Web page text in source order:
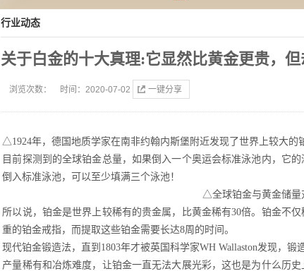
行业动态
关于白金的十大真理:它显然比黄金更贵，但
浏览次数： 时间：2020-07-02 一键分享
△1924年，德国地质学家在南非约翰内斯堡附近发现了世界上较大的
目前探测到的全球铂金总量，如果倒入一个奥运会标准泳池内，它
倒入标准泳池，可以至少填满三个泳池！
△全球铂金与黄金储量
所以说，铂金是世界上较稀有的贵金属，比黄金稀有30倍。铂金不
重的铂金戒指，而提取这些铂金需要长达8周的时间。
现代铂金锻造法，直到1803年才被英国科学家WH Wallaston发现，锻
产量稀有和冶炼难度，让铂金一直无法大展光彩，这也是为什么历